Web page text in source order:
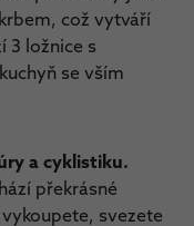
což vytváří
3 ložnice s
se vším
a cyklistiku.
překrásné
svezete